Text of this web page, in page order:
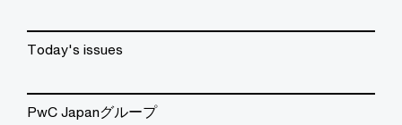
Today's issues
PwC Japanグループ